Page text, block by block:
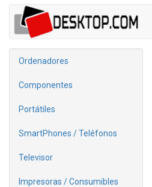
Ordenadores
Componentes
Portátiles
SmartPhones / Teléfonos
Televisor
Impresoras / Consumibles